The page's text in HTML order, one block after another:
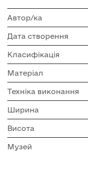
Автор/ка
Дата створення
Класифікація
Матеріал
Техніка виконання
Ширина
Висота
Музей